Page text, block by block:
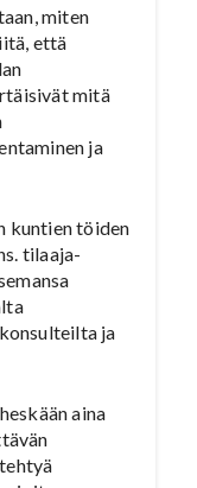
miten
että
mitä
ja
kuntien töiden
tilaaja-
ja
aina